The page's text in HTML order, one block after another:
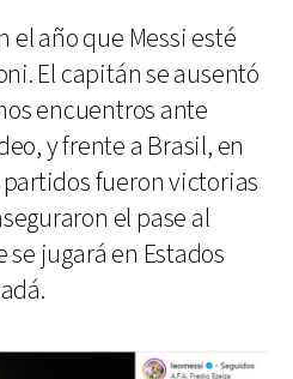
el año que Messi esté
El capitán se ausentó
encuentros ante
y frente a Brasil, en
fueron victorias
el pase al
jugará en Estados